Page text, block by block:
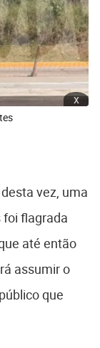
x
vez, uma
foi flagrada
até então
assumir o
que